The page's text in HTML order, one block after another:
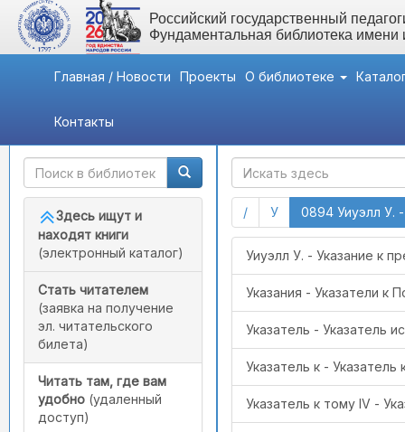
Российский государственный
Фундаментальная библиотека
Главная / Новости Проекты О библиотеке
Контакты
Быстрый доступ
Здесь ищут и
находят книги
(электронный каталог)
Стать читателем
(заявка на получение
эл. читательского
билета)
Читать там, где вам
удобно (удаленный
доступ)
/(current)
У(current)
0894 Уиуэлл У.
Уиуэлл У. - Указание к
Указания - Указатели к
Указатель - Указатель
Указатель к - Указатель
Указатель к тому IV -